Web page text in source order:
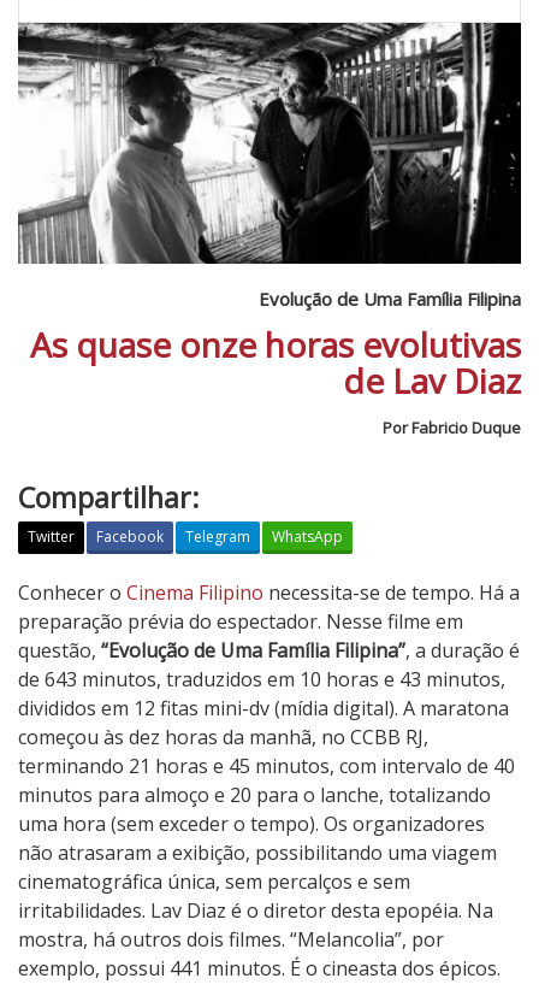
Evolução de Uma Família Filipina
As quase onze horas evolutivas
de Lav Diaz
Por Fabricio Duque
Compartilhar:
Twitter Facebook Telegram WhatsApp
E
v
o
l
u
ç
ã
o
d
e
U
m
a
F
Conhecer o Cinema Filipino necessita-se de tempo. Há a
preparação prévia do espectador. Nesse filme em
questão, “Evolução de Uma Família Filipina”, a duração é
de 643 minutos, traduzidos em 10 horas e 43 minutos,
divididos em 12 fitas mini-dv (mídia digital). A maratona
começou às dez horas da manhã, no CCBB RJ,
terminando 21 horas e 45 minutos, com intervalo de 40
minutos para almoço e 20 para o lanche, totalizando
uma hora (sem exceder o tempo). Os organizadores
não atrasaram a exibição, possibilitando uma viagem
cinematográfica única, sem percalços e sem
irritabilidades. Lav Diaz é o diretor desta epopéia. Na
mostra, há outros dois filmes. “Melancolia”, por
exemplo, possui 441 minutos. É o cineasta dos épicos.